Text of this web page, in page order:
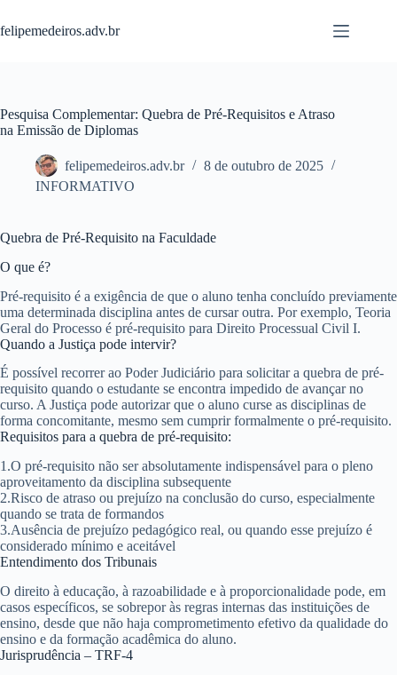
para
o
felipemedeiros.adv.br
Pesquisa Complementar: Quebra de Pré-Requisitos e Atraso
na Emissão de Diplomas
felipemedeiros.adv.br
8 de outubro de 2025
INFORMATIVO
Quebra de Pré-Requisito na Faculdade
O que é?
Pré-requisito é a exigência de que o aluno tenha concluído previamente
uma determinada disciplina antes de cursar outra. Por exemplo, Teoria
Geral do Processo é pré-requisito para Direito Processual Civil I.
Quando a Justiça pode intervir?
É possível recorrer ao Poder Judiciário para solicitar a quebra de pré-
requisito quando o estudante se encontra impedido de avançar no
curso. A Justiça pode autorizar que o aluno curse as disciplinas de
forma concomitante, mesmo sem cumprir formalmente o pré-requisito.
Requisitos para a quebra de pré-requisito:
1.O pré-requisito não ser absolutamente indispensável para o pleno
aproveitamento da disciplina subsequente
2.Risco de atraso ou prejuízo na conclusão do curso, especialmente
quando se trata de formandos
3.Ausência de prejuízo pedagógico real, ou quando esse prejuízo é
considerado mínimo e aceitável
Entendimento dos Tribunais
O direito à educação, à razoabilidade e à proporcionalidade pode, em
casos específicos, se sobrepor às regras internas das instituições de
ensino, desde que não haja comprometimento efetivo da qualidade do
ensino e da formação acadêmica do aluno.
Jurisprudência – TRF-4